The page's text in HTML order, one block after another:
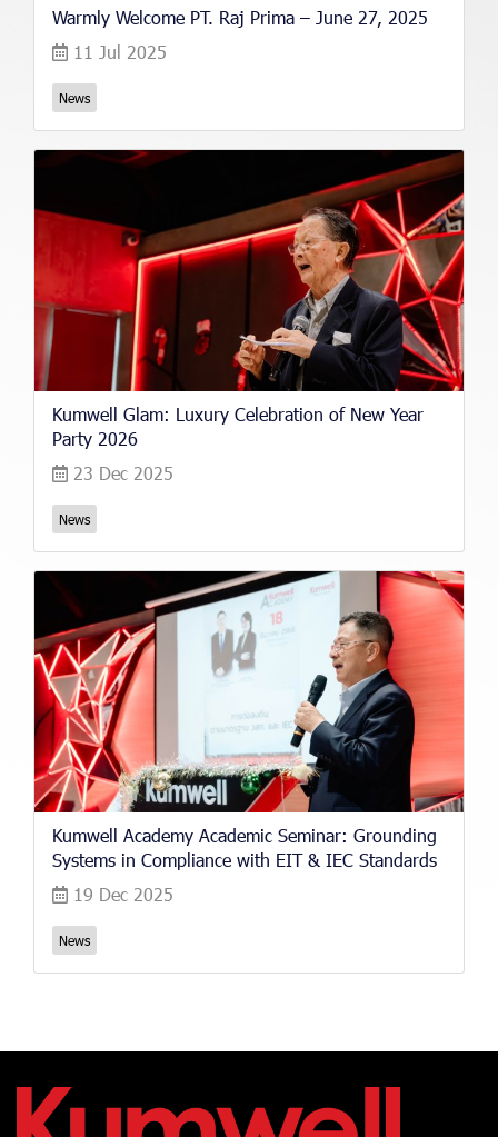
Warmly Welcome PT. Raj Prima – June 27, 2025
11 Jul 2025
News
Kumwell Glam: Luxury Celebration of New Year
Party 2026
23 Dec 2025
News
Kumwell Academy Academic Seminar: Grounding
Systems in Compliance with EIT & IEC Standards
19 Dec 2025
News